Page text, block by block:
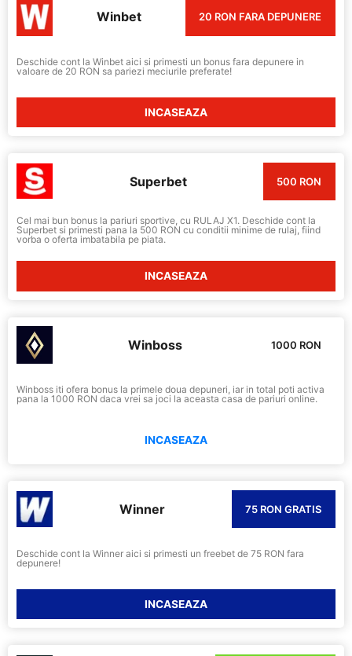
Winbet 20 RON FARA DEPUNERE
Deschide cont la Winbet aici si primesti un bonus fara depunere in
valoare de 20 RON sa pariezi meciurile preferate!
INCASEAZA
Superbet 500 RON
Cel mai bun bonus la pariuri sportive, cu RULAJ X1. Deschide cont la
Superbet si primesti pana la 500 RON cu conditii minime de rulaj, fiind
vorba o oferta imbatabila pe piata.
INCASEAZA
Winboss 1000 RON
Winboss iti ofera bonus la primele doua depuneri, iar in total poti activa
pana la 1000 RON daca vrei sa joci la aceasta casa de pariuri online.
INCASEAZA
Winner 75 RON GRATIS
Deschide cont la Winner aici si primesti un freebet de 75 RON fara
depunere!
INCASEAZA